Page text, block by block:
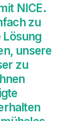
NICE.
zu
unsere
zu